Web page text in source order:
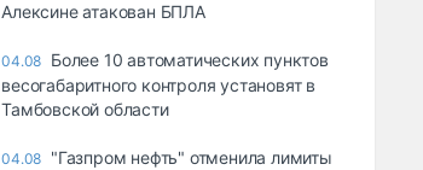
Алексине атакован БПЛА
04.08 Более 10 автоматических пунктов
весогабаритного контроля установят в
Тамбовской области
04.08 "Газпром нефть" отменила лимиты